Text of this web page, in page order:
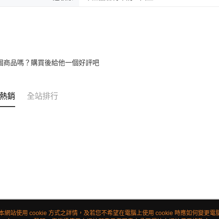
商品嗎？購買後給他一個好評吧
銷 全站排行
網站使用 cookie 方式之詳情，及若您不希望在電腦上使用 cookie 時應如何變更電